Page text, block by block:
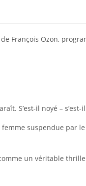
François Ozon,
S’est-il noyé – s’est-
femme suspendue par
un véritable